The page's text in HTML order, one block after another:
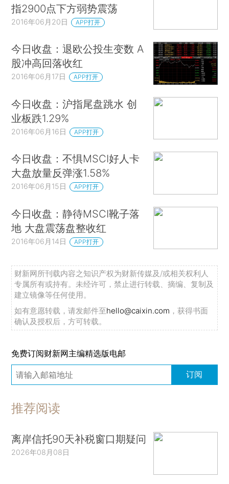
指2900点下方弱势震荡
2016年06月20日 APP打开
今日收盘：退欧公投生变数 A
股冲高回落收红
2016年06月17日 APP打开
今日收盘：沪指尾盘跳水 创
业板跌1.29%
2016年06月16日 APP打开
今日收盘：不惧MSCI好人卡
大盘放量反弹涨1.58%
2016年06月15日 APP打开
今日收盘：静待MSCI靴子落
地 大盘震荡盘整收红
2016年06月14日 APP打开
财新网所刊载内容之知识产权为财新传媒及/或相关权利人
专属所有或持有。未经许可，禁止进行转载、摘编、复制及
建立镜像等任何使用。
如有意愿转载，请发邮件至hello@caixin.com ，获得书面
确认及授权后，方可转载。
免费订阅财新网主编精选版电邮
订阅
推荐阅读
离岸信托90天补税窗口期疑问
2026年08月08日